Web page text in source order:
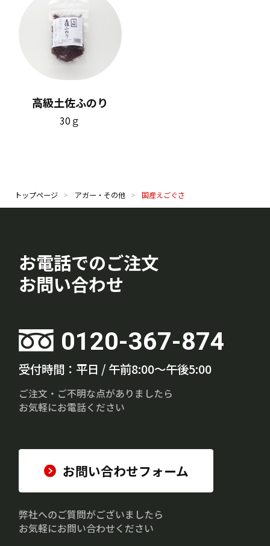
高級土佐ふのり
30ｇ
トップページ アガー・その他 国産えごぐさ
お電話でのご注文
お問い合わせ
0120-367-874
受付時間：平日 / 午前8:00～午後5:00
ご注文・ご不明な点がありましたら
お気軽にお電話ください
お問い合わせフォーム
弊社へのご質問がございましたら
お気軽にお問い合わせください